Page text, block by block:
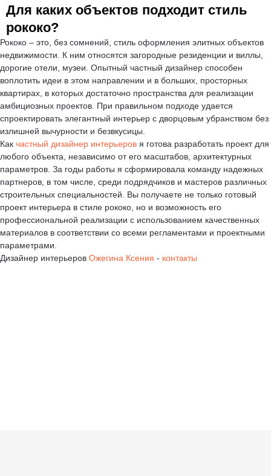
Для каких объектов подходит стиль
рококо?
Рококо – это, без сомнений, стиль оформления элитных объектов
недвижимости. К ним относятся загородные резиденции и виллы,
дорогие отели, музеи. Опытный частный дизайнер способен
воплотить идеи в этом направлении и в больших, просторных
квартирах, в которых достаточно пространства для реализации
амбициозных проектов. При правильном подходе удается
спроектировать элегантный интерьер с дворцовым убранством без
излишней вычурности и безвкусицы.
Как частный дизайнер интерьеров я готова разработать проект для
любого объекта, независимо от его масштабов, архитектурных
параметров. За годы работы я сформировала команду надежных
партнеров, в том числе, среди подрядчиков и мастеров различных
строительных специальностей. Вы получаете не только готовый
проект интерьера в стиле рококо, но и возможность его
профессиональной реализации с использованием качественных
материалов в соответствии со всеми регламентами и проектными
параметрами.
Дизайнер интерьеров Ожегина Ксения - контакты